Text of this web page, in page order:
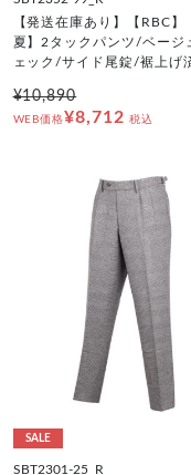
【発送在庫あり】【RBC】
夏】2タックパンツ/ベージ
ェック/サイド尾錠/裾上げ
¥10,890
WEB価格¥8,712 税込
SALE
SBT2301-25_R